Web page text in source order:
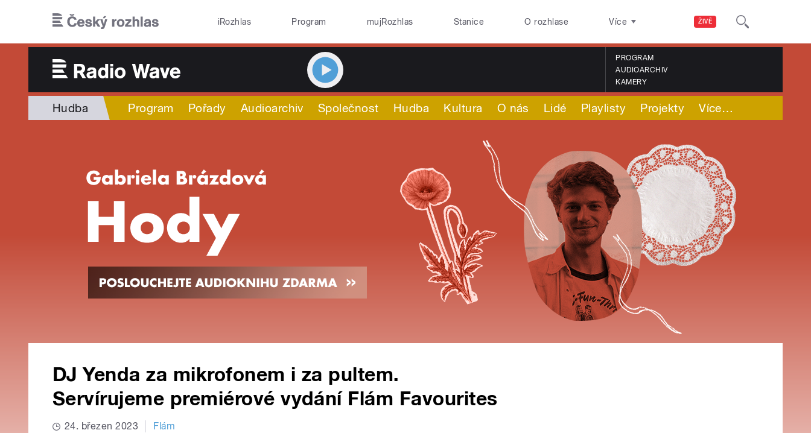
ŽIVĚ
iRozhlas Program mujRozhlas Stanice O rozhlase Více
PROGRAM
AUDIOARCHIV
KAMERY
Hudba Program Pořady Audioarchiv Společnost Hudba Kultura O nás Lidé Playlisty Projekty Více…
DJ Yenda za mikrofonem i za pultem.
Servírujeme premiérové vydání Flám Favourites
24. březen 2023 Flám